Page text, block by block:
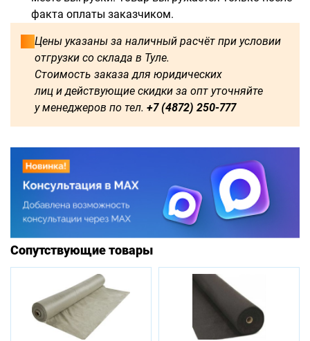
факта оплаты заказчиком.
Цены указаны за наличный расчёт при условии
отгрузки со склада в Туле.
Стоимость заказа для юридических
лиц и действующие скидки за опт уточняйте
у менеджеров по тел. +7 (4872) 250-777
3000 3250
3500 3750 4000 4250
4500 4750 5000 5250
Сопутствующие товары